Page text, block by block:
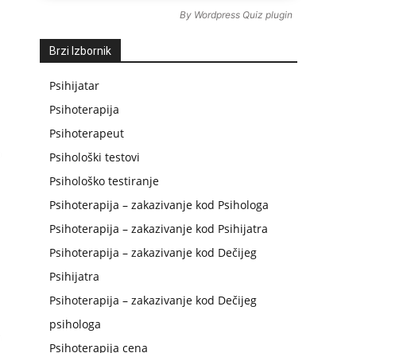
By Wordpress Quiz plugin
Brzi Izbornik
Psihijatar
Psihoterapija
Psihoterapeut
Psihološki testovi
Psihološko testiranje
Psihoterapija – zakazivanje kod Psihologa
Psihoterapija – zakazivanje kod Psihijatra
Psihoterapija – zakazivanje kod Dečijeg
Psihijatra
Psihoterapija – zakazivanje kod Dečijeg
psihologa
Psihoterapija cena